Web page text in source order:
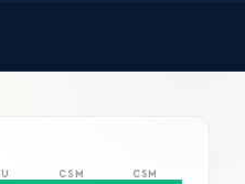
CSM CSM